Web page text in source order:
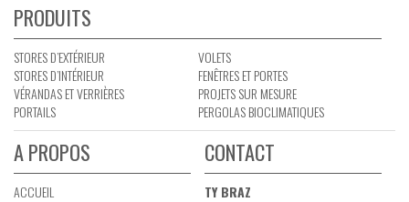
PRODUITS
STORES D’EXTÉRIEUR
STORES D’INTÉRIEUR
VÉRANDAS ET VERRIÈRES
PORTAILS
VOLETS
FENÊTRES ET PORTES
PROJETS SUR MESURE
PERGOLAS BIOCLIMATIQUES
A PROPOS
ACCUEIL
CONTACT
TY BRAZ